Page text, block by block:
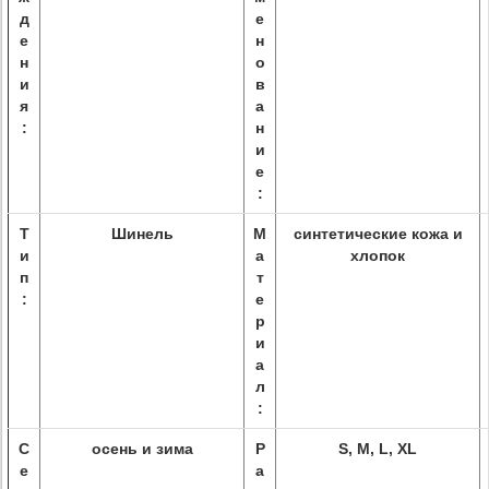
д
е
н
и
я
:
е
н
о
в
а
н
и
е
:
Т
и
п
:
Шинель
М
а
т
е
р
и
а
л
:
синтетические кожа и
хлопок
С
е
осень и зима
Р
а
S, M, L, XL